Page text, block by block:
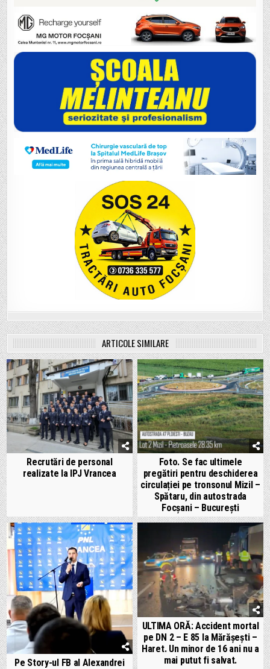
ARTICOLE SIMILARE
Recrutări de personal
realizate la IPJ Vrancea
Foto. Se fac ultimele
pregătiri pentru deschiderea
circulației pe tronsonul Mizil –
Spătaru, din autostrada
Focșani – București
Pe Story-ul FB al Alexandrei
ULTIMA ORĂ: Accident mortal
pe DN 2 – E 85 la Mărășești –
Haret. Un minor de 16 ani nu a
mai putut fi salvat.